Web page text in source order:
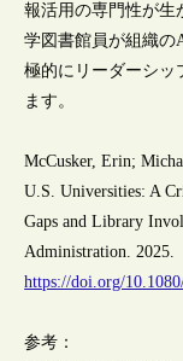
報活用の専門性が生
学図書館員が組織
極的にリーダーシッ
ます。
McCusker, Erin;
U.S. Universities: A
Gaps and Library
Administration. 2025.
https://doi.org/
参考：